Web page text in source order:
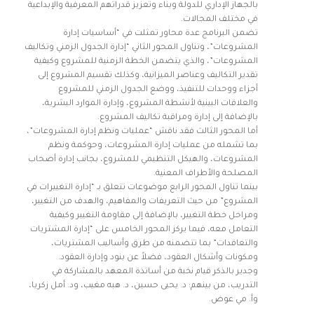
بالجهاز الإداري للدولة وبناء وتعزيز قدراتهم المعرفية والإبداعية
في مختلف المجالات.
تضمن البرنامج عدة محاور تمثلت في “أساسيات إدارة
المشروعات”، وتناول المحور الثاني “إدارة الجدول الزمني وتكاليف
المشروعات”، والذي يتضمن الخطة الزمنية للمشروع وكيفية
تقدير التكاليف وعناصر الميزانية، وكذلك تقسيم المشروع إلى
أجزاء ووحدات للتنفيذ، ووضع الجدول الزمني للمشروع
والعلاقات البينية لأنشطة المشروع، وإدارة الموارد البشرية،
بالإضافة إلى إدارة ومراقبة تكاليف المشروع.
أما المحور الثالث فقد ناقش “عمليات ونظم إدارة المشروعات”،
بما تشمله من عمليات إدارة المشروعات، وحوكمة ونظم
المشروعات، والهيكل التنظيمي للمشروع، بجانب إدارة أصحاب
المصلحة والأطراف المعنية.
بينما تناول المحور الرابع موضوعات تتعلق بـ “إدارة التغييرات في
المشروع” من حيث التعريفات والمفاهيم، والهدف من التغيير،
ومراحل خطة التغيير، بالإضافة إلى مقاومة التغيير وكيفية
التعامل معه، فيما يركز المحور الخامس على “إدارة المشتريات
والتعاقدات” بما تتضمنه من طرق وأساليب المشتريات،
ومكونات وأشكال العقود، فضلاً عن بنود وإدارة العقود.
وجدير بالذكر قيام نخبة من أساتذة المعهد بالمشاركة في
التدريب، من بينهم: د. يحيى حسين، د. هبه مغيب، ود. أمل زكريا،
وأ. مي عوض.